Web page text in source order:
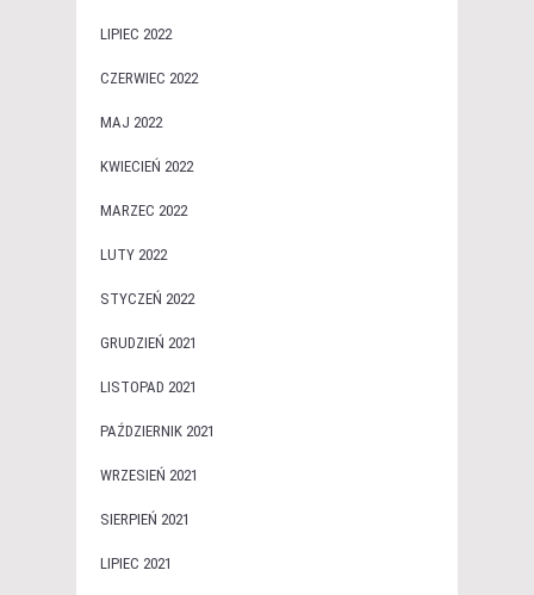
LIPIEC 2022
CZERWIEC 2022
MAJ 2022
KWIECIEŃ 2022
MARZEC 2022
LUTY 2022
STYCZEŃ 2022
GRUDZIEŃ 2021
LISTOPAD 2021
PAŹDZIERNIK 2021
WRZESIEŃ 2021
SIERPIEŃ 2021
LIPIEC 2021